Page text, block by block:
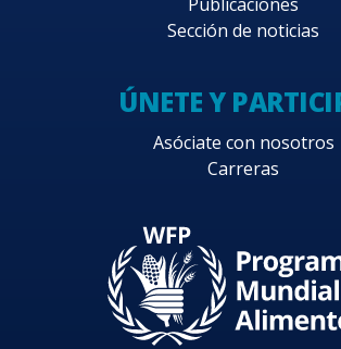
Sección de noticias
ÚNETE Y
Asóciate con nosotros
Carreras